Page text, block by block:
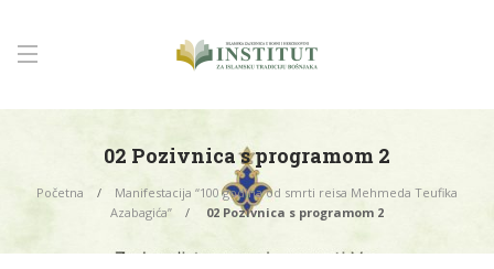
02 Pozivnica s programom 2
Početna
Manifestacija “100 godina od smrti reisa Mehmeda Teufika
Azabagića”
02 Pozivnica s programom 2